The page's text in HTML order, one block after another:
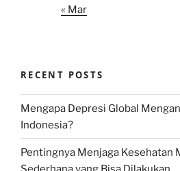
« Mar
RECENT POSTS
Mengapa Depresi Global
Indonesia?
Pentingnya Menjaga Kesehatan